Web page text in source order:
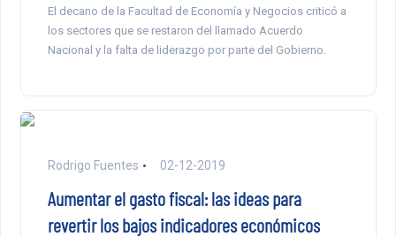
El decano de la Facultad de Economía y Negocios criticó a
los sectores que se restaron del llamado Acuerdo
Nacional y la falta de liderazgo por parte del Gobierno.
Rodrigo Fuentes 02-12-2019
Aumentar el gasto fiscal: las ideas para
revertir los bajos indicadores económicos